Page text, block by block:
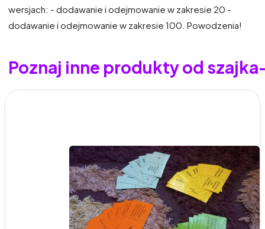
wersjach: - dodawanie i odejmowanie w zakresie 20 -
dodawanie i odejmowanie w zakresie 100. Powodzenia!
Poznaj inne produkty od